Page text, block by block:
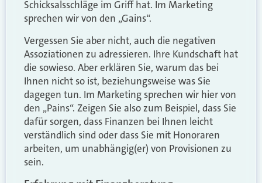
Schicksalsschläge im Griff hat. Im Marketing
sprechen wir von den „Gains“.
Vergessen Sie aber nicht, auch die negativen
Assoziationen zu adressieren. Ihre Kundschaft hat
die sowieso. Aber erklären Sie, warum das bei
Ihnen nicht so ist, beziehungsweise was Sie
dagegen tun. Im Marketing sprechen wir hier von
den „Pains“. Zeigen Sie also zum Beispiel, dass Sie
dafür sorgen, dass Finanzen bei Ihnen leicht
verständlich sind oder dass Sie mit Honoraren
arbeiten, um unabhängig(er) von Provisionen zu
sein.